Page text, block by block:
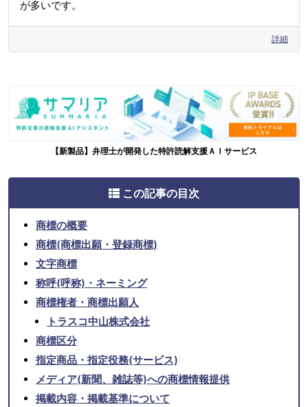
が多いです。
詳細
【新製品】弁理士が開発した特許読解支援ＡＩサービス
この記事の目次
商標の概要
商標(商標出願・登録商標)
文字商標
称呼(呼称)・ネーミング
商標権者・商標出願人
トラスコ中山株式会社
商標区分
指定商品・指定役務(サービス)
メディア(新聞、雑誌等)への商標情報提供
掲載内容・掲載基準について